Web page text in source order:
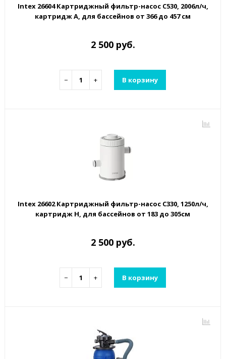
Intex 26604 Картриджный фильтр-насос C530, 2006л/ч,
картридж А, для бассейнов от 366 до 457 см
2 500 руб.
− + В корзину
Intex 26602 Картриджный фильтр-насос C330, 1250л/ч,
картридж H, для бассейнов от 183 до 305см
2 500 руб.
− + В корзину